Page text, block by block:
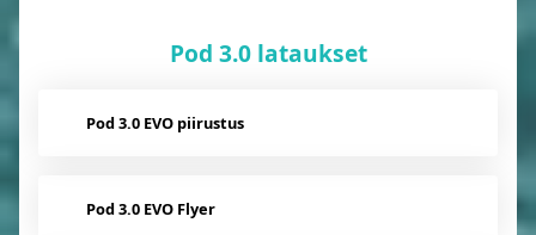
Pod 3.0 lataukset
Pod 3.0 EVO piirustus
Pod 3.0 EVO Flyer